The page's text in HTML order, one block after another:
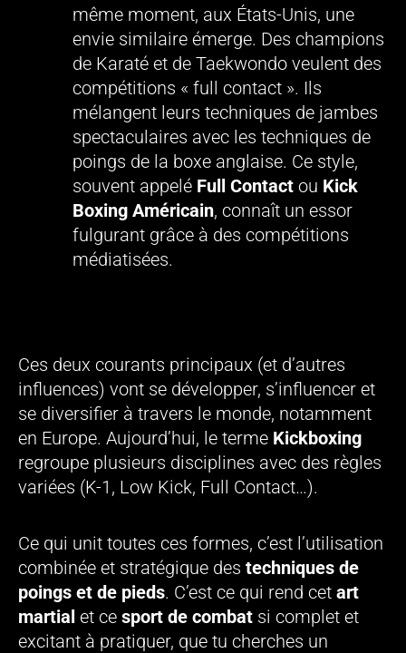
même moment, aux États-Unis, une
envie similaire émerge. Des champions
de Karaté et de Taekwondo veulent des
compétitions « full contact ». Ils
mélangent leurs techniques de jambes
spectaculaires avec les techniques de
poings de la boxe anglaise. Ce style,
souvent appelé Full Contact ou Kick
Boxing Américain, connaît un essor
fulgurant grâce à des compétitions
médiatisées.
Ces deux courants principaux (et d’autres
influences) vont se développer, s’influencer et
se diversifier à travers le monde, notamment
en Europe. Aujourd’hui, le terme Kickboxing
regroupe plusieurs disciplines avec des règles
variées (K-1, Low Kick, Full Contact…).
Ce qui unit toutes ces formes, c’est l’utilisation
combinée et stratégique des techniques de
poings et de pieds. C’est ce qui rend cet art
martial et ce sport de combat si complet et
excitant à pratiquer, que tu cherches un